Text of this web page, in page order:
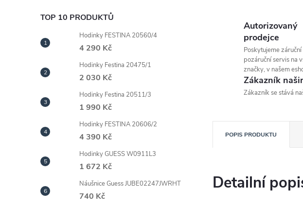
TOP 10 PRODUKTŮ
Hodinky FESTINA 20560/4
4 290 Kč
Hodinky Festina 20475/1
2 030 Kč
Hodinky Festina 20511/3
1 990 Kč
Hodinky FESTINA 20606/2
4 390 Kč
Hodinky GUESS W0911L3
1 672 Kč
Náušnice Guess JUBE02247JWRHT
740 Kč
Autorizovaný
prodejce
Poskytujeme záruční
pozáruční servis na
značky, v našem
Zákazník
Zákazník se stává
POPIS PRODUKTU
Detailní